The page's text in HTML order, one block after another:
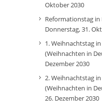
Oktober 2030
Reformationstag in
Donnerstag, 31.
1. Weihnachtstag
(Weihnachten in
Dezember 2030
2. Weihnachtstag
(Weihnachten in
26. Dezember 2030